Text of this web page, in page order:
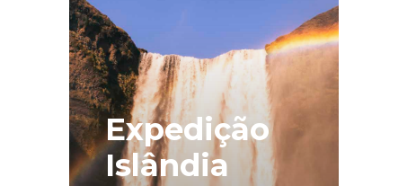
Expedição
Islândia